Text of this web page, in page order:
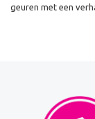
geuren met een